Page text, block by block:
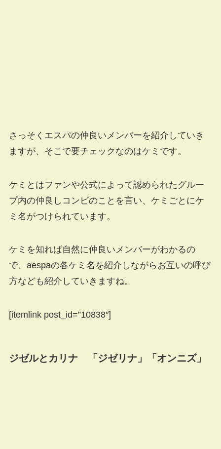
さっそくエスパの仲良いメンバーを紹介していき
ますが、そこで要チェックなのはケミです。
ケミとはファンや公式によって認められたグルー
プ内の仲良しコンビのことを言い、ケミごとにケ
ミ名がつけられています。
ケミを知れば自然に仲良いメンバーがわかるの
で、aespaの各ケミ名を紹介しながらお互いの呼び
方なども紹介していきますね。
[itemlink post_id=”10838″]
ジゼルとカリナ 「ジゼリナ」「オンニズ」